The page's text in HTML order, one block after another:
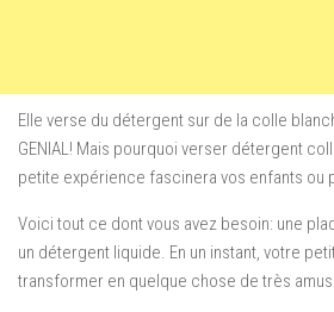
Elle verse du détergent sur de la colle
GENIAL! Mais pourquoi verser détergent
petite expérience fascinera vos enfants ou
Voici tout ce dont vous avez besoin: une
un détergent liquide. En un instant, votre
transformer en quelque chose de très